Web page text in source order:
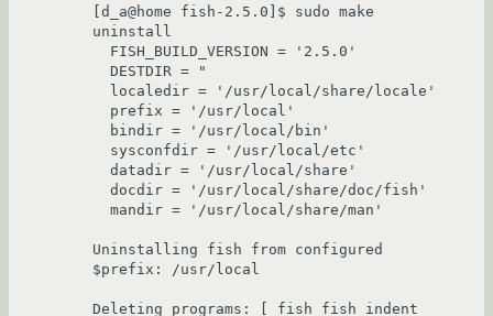
[d_a@home fish-2.5.0]$ sudo make
uninstall
  FISH_BUILD_VERSION = '2.5.0'
  DESTDIR = "
  localedir = '/usr/local/share/locale'
  prefix = '/usr/local'
  bindir = '/usr/local/bin'
  sysconfdir = '/usr/local/etc'
  datadir = '/usr/local/share'
  docdir = '/usr/local/share/doc/fish'
  mandir = '/usr/local/share/man'
Uninstalling fish from configured
$prefix: /usr/local
Deleting programs: [ fish fish_indent